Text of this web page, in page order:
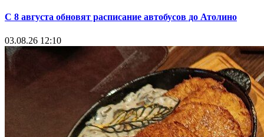
С 8 августа обновят расписание автобусов до Атолино
03.08.26 12:10